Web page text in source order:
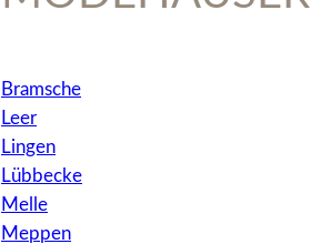
Bramsche
Leer
Lingen
Lübbecke
Melle
Meppen